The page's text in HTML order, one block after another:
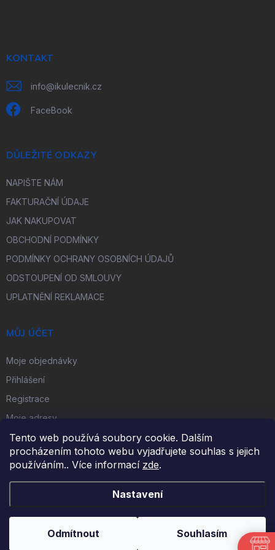
Tento web používá soubory cookie. Dalším
procházením tohoto webu vyjadřujete souhlas s jejich
používáním.. Více informací zde.
Nastavení
Odmítnout Souhlasím
KONTAKT
info@ikulecnik.cz
FaceBook
DŮLEŽITÉ ODKAZY
NAPIŠTE NÁM
FAKTURAČNÍ ÚDAJE
JAK NAKUPOVAT
OBCHODNÍ PODMÍNKY
PODMÍNKY OCHRANY OSOBNÍCH ÚDAJŮ
ODSTOUPENÍ OD SMLOUVY
UPLATNĚNÍ REKLAMACE
MŮJ ÚČET
Moje objednávky
Přihlášení
Registrace
Moje adresy
FACEBOOK
Vytvořil Shoptet
Copyright 2026 . Všechna práva vyhrazena.